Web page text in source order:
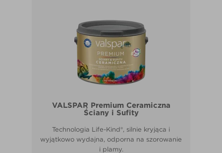
VALSPAR Premium Ceramiczna
Ściany i Sufity
Technologia Life-Kind®, silnie kryjąca i
wyjątkowo wydajna, odporna na szorowanie
i plamy.